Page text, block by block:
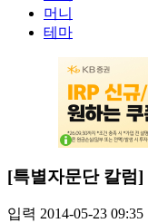
머니
테마
[특별자문단 칼럼
입력 2014-05-23 09:35